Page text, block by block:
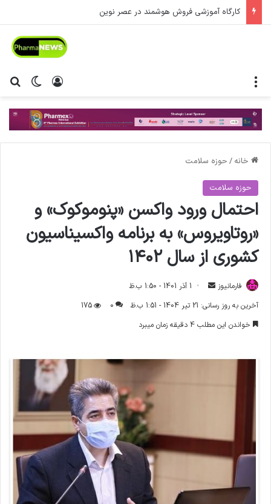
کارگاه آموزشی فروش هوشمند در عصر نوین
تغییر ورود
خانه / حوزه سلامت
حوزه سلامت
احتمال ورود واکسن «پنوموکوک» و
«روتاویروس» به برنامه واکسیناسیون
کشوری از سال ۱۴۰۲
فارمانیوز
ا
ا
1 آذر 1401 - 1:50 ب.ظ
آخرین به روز رسانی: 21 تیر 1404 - 1:51 ب.ظ
0
175
خواندن این مطلب 4 دقیقه زمان میبرد